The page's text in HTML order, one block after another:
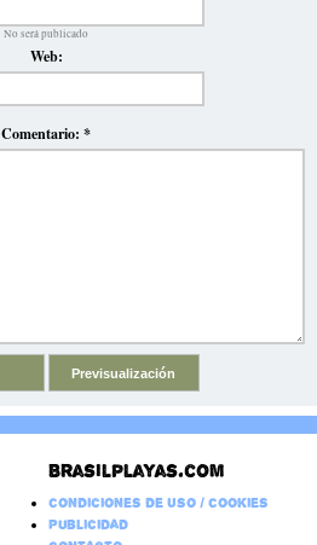
No será publicado
Web:
Comentario: *
Brasilplayas.com
Condiciones de Uso / Cookies
Publicidad